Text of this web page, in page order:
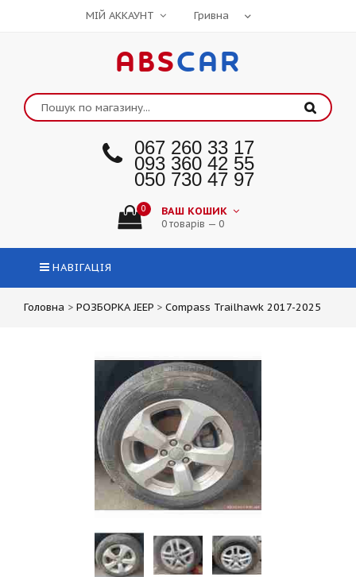
МІЙ АККАУНТ
ABSCAR
067 260 33 17
093 360 42 55
050 730 47 97
0 ВАШ КОШИК
0 товарів — 0
НАВІГАЦІЯ
Головна > РОЗБОРКА JEEP > Compass Trailhawk 2017-2025